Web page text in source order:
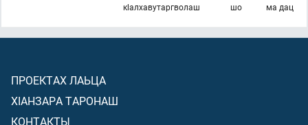
ма дац
шо
кlалхавутаргволаш
ПРОЕКТАХ ЛАЬЦА
ХIАНЗАРА ТАРОНАШ
КОНТАКТЫ